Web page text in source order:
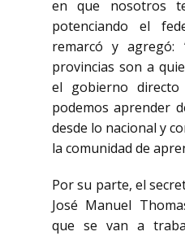
en que nosotros
potenciando el
remarcó y agregó:
provincias son a
el gobierno
podemos aprender
desde lo nacional y
la comunidad de
Por su parte, el
José Manuel
que se van a